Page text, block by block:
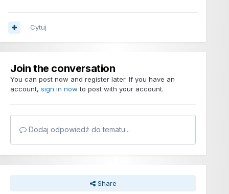
Cytuj
Join the conversation
You can post now and register later. If you have an
account, sign in now to post with your account.
Dodaj odpowiedź do tematu...
Share